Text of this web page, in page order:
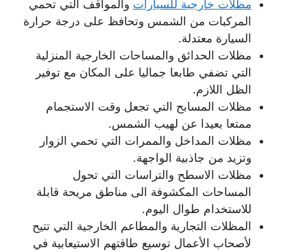
مظلات خارجية للسيارات والمواقف التي تحمي
المركبات من الشمس وتحافظ على درجة حرارة
السيارة معتدلة.
مظلات الحدائق والمساحات الخارجية المنزلية
التي تضفي طابعا جماليا على المكان مع توفير
الظل اللازم.
مظلات المسابح التي تجعل وقت الاستجمام
ممتعا بعيدا عن لهيب الشمس.
مظلات المداخل والممرات التي تحمي الزوار
وتزيد من جاذبية الواجهة.
مظلات الاسطح والتراسات التي تحول
المساحات المكشوفة الى مناطق مريحة قابلة
للاستخدام طوال اليوم.
المظلات التجارية والمطاعم الخارجية التي تتيح
لأصحاب الأعمال توسيع طاقتهم الاستيعابية في